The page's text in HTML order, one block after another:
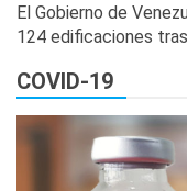
El Gobierno de
124 edificaciones
COVID-19